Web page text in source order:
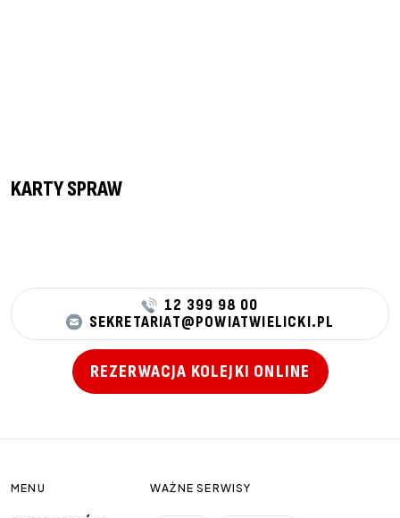
KARTY SPRAW
12 399 98 00
SEKRETARIAT@POWIATWIELICKI.PL
REZERWACJA KOLEJKI ONLINE
MENU WAŻNE SERWISY